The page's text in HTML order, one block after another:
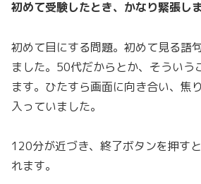
初めて受験したとき、かなり緊張しま
初めて目にする問題。初めて見る語
ました。50代だからとか、そういう
ます。ひたすら画面に向き合い、焦
入っていました。
120分が近づき、終了ボタンを押す
れます。